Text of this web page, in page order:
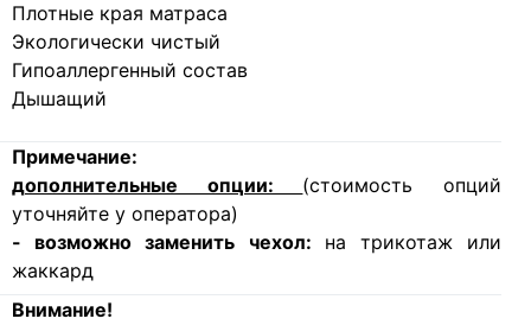
Плотные края матраса
Экологически чистый
Гипоаллергенный состав
Дышащий
Примечание:
дополнительные опции: (стоимость опций
уточняйте у оператора)
- возможно заменить чехол: на трикотаж или
жаккард
Внимание!